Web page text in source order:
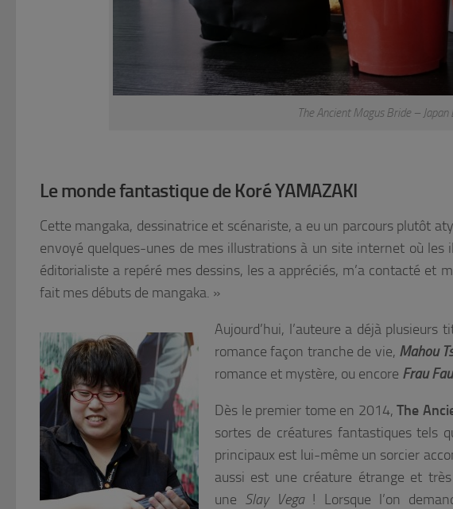
The Ancient Magus Bride –
Le monde fantastique de Koré YAMAZAKI
Cette mangaka, dessinatrice et scénariste, a eu un parcours plutôt
envoyé quelques-unes de mes illustrations à un site internet où
éditorialiste a repéré mes dessins, les a appréciés, m’a contacté et
fait mes débuts de mangaka. »
Aujourd’hui, l’auteure a déjà plusieurs
romance façon tranche de vie, Mahou
romance et mystère, ou encore Frau
Dès le premier tome en 2014,The
sortes de créatures fantastiques tels
principaux est lui-même un sorcier
aussi est une créature étrange et
une Slay Vega! Lorsque l’on